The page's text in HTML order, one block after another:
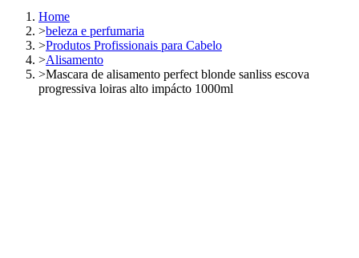
Home
>beleza e perfumaria
>Produtos Profissionais para Cabelo
>Alisamento
>Mascara de alisamento perfect blonde sanliss escova
progressiva loiras alto impácto 1000ml